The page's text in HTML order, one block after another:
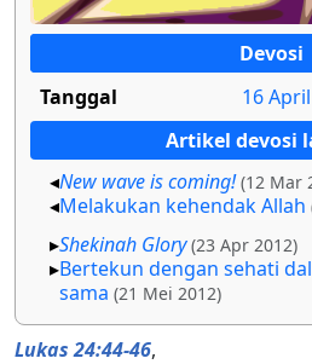
Devosi
Tanggal
16
Artikel devosi
New wave is coming! (12 Mar
Melakukan kehendak Allah
Shekinah Glory (23 Apr 2012)
Bertekun dengan sehati
sama (21 Mei 2012)
Lukas 24:44-46,